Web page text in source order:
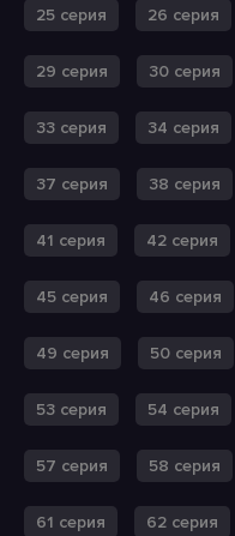
25 серия 26 серия
29 серия 30 серия
33 серия 34 серия
37 серия 38 серия
41 серия 42 серия
45 серия 46 серия
49 серия 50 серия
53 серия 54 серия
57 серия 58 серия
61 серия 62 серия